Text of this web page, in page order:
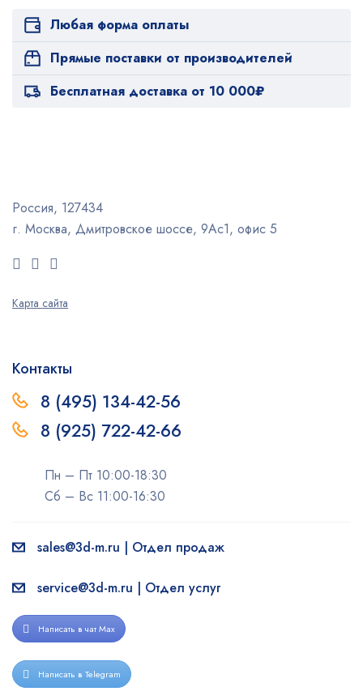
Любая форма оплаты
Прямые поставки от производителей
Бесплатная доставка от 10 000₽
Россия, 127434
г. Москва, Дмитровское шоссе, 9Ас1, офис 5
Карта сайта
Контакты
8 (495) 134-42-56
8 (925) 722-42-66
Пн – Пт 10:00-18:30
Сб – Вс 11:00-16:30
sales@3d-m.ru | Отдел продаж
service@3d-m.ru | Отдел услуг
Написать в чат Max
Написать в Telegram